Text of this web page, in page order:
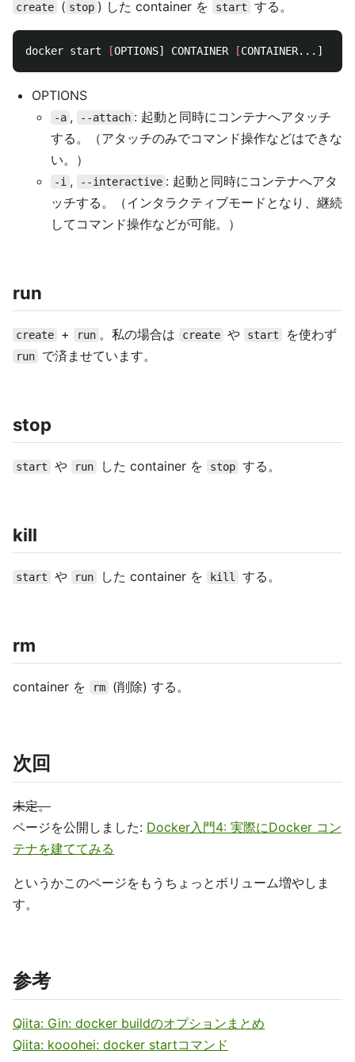
create ( stop ) した container を start する。
docker start [OPTIONS] CONTAINER [
OPTIONS
-a , --attach : 起動と同時にコンテナへアタッチ
する。（アタッチのみでコマンド操作などはできな
い。）
-i , --interactive : 起動と同時にコンテナへアタ
ッチする。（インタラクティブモードとなり、継続
してコマンド操作などが可能。）
run
create + run 。私の場合は create や start を使わず
run で済ませています。
stop
start や run した container を stop する。
kill
start や run した container を kill する。
rm
container を rm (削除) する。
次回
未定。
ページを公開しました: Docker入門4: 実際にDocker コン
テナを建ててみる
というかこのページをもうちょっとボリューム増やしま
す。
参考
Qiita: Gin: docker buildのオプションまとめ
Qiita: kooohei: docker startコマンド